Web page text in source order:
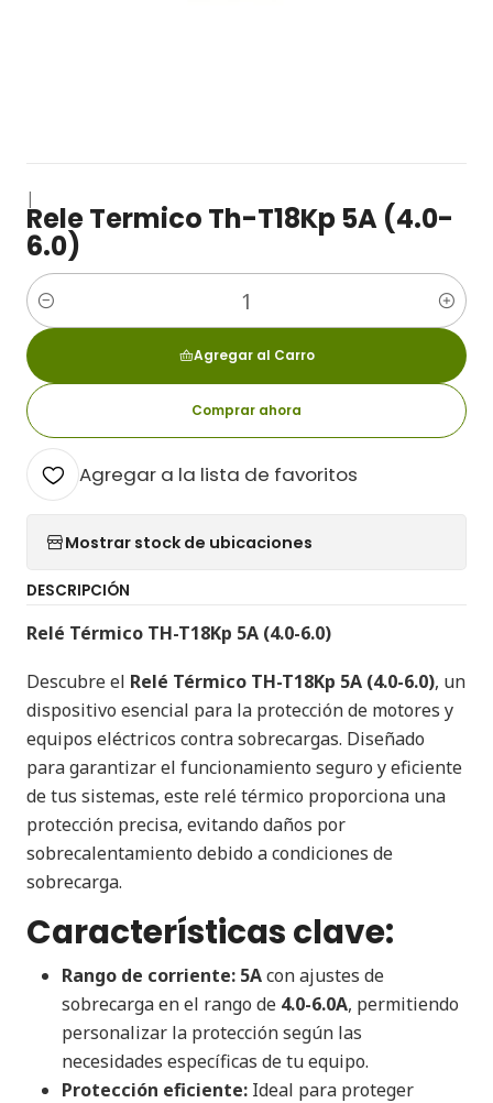
|
Rele Termico Th-T18Kp 5A (4.0-
6.0)
Cantidad
Agregar al Carro
Comprar ahora
Agregar a la lista de favoritos
Mostrar stock de ubicaciones
DESCRIPCIÓN
Relé Térmico TH-T18Kp 5A (4.0-6.0)
Descubre el Relé Térmico TH-T18Kp 5A (4.0-6.0), un
dispositivo esencial para la protección de motores y
equipos eléctricos contra sobrecargas. Diseñado
para garantizar el funcionamiento seguro y eficiente
de tus sistemas, este relé térmico proporciona una
protección precisa, evitando daños por
sobrecalentamiento debido a condiciones de
sobrecarga.
Características clave:
Rango de corriente: 5Acon ajustes de
sobrecarga en el rango de 4.0-6.0A, permitiendo
personalizar la protección según las
necesidades específicas de tu equipo.
Protección eficiente: Ideal para proteger